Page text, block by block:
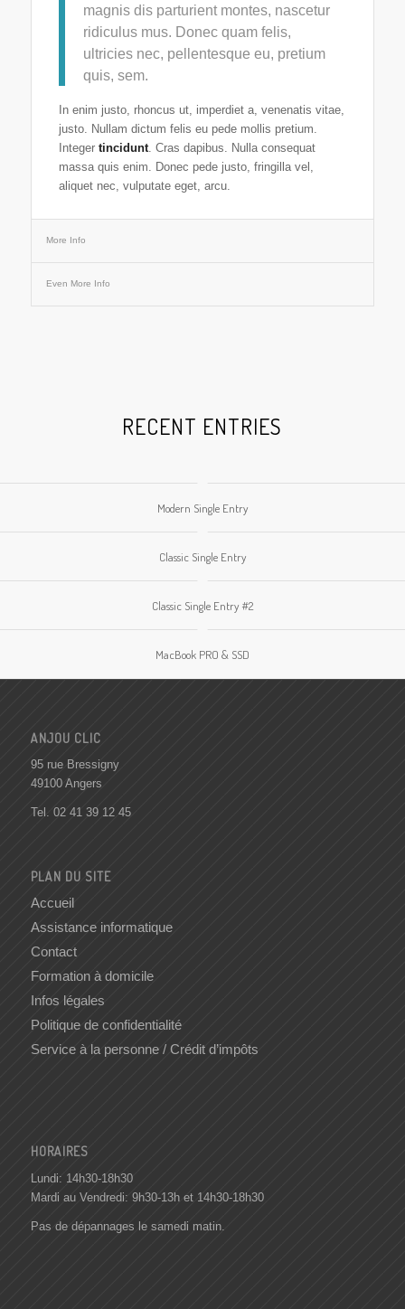
magnis dis parturient montes, nascetur
ridiculus mus. Donec quam felis,
ultricies nec, pellentesque eu, pretium
quis, sem.
In enim justo, rhoncus ut, imperdiet a, venenatis vitae,
justo. Nullam dictum felis eu pede mollis pretium.
Integer tincidunt. Cras dapibus. Nulla consequat
massa quis enim. Donec pede justo, fringilla vel,
aliquet nec, vulputate eget, arcu.
More Info
Even More Info
RECENT ENTRIES
Modern Single Entry
Classic Single Entry
Classic Single Entry #2
MacBook PRO & SSD
ANJOU CLIC
95 rue Bressigny
49100 Angers
Tel. 02 41 39 12 45
PLAN DU SITE
Accueil
Assistance informatique
Contact
Formation à domicile
Infos légales
Politique de confidentialité
Service à la personne / Crédit d’impôts
HORAIRES
Lundi: 14h30-18h30
Mardi au Vendredi: 9h30-13h et 14h30-18h30
Pas de dépannages le samedi matin.